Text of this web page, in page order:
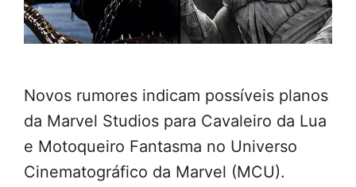
Novos rumores indicam possíveis planos
da Marvel Studios para Cavaleiro da Lua
e Motoqueiro Fantasma no Universo
Cinematográfico da Marvel (MCU).